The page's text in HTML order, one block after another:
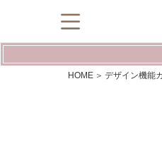
HOME デザイン機能